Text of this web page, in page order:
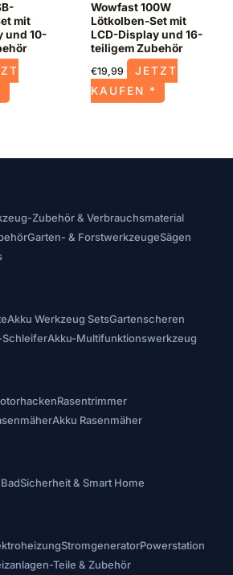
mit
und 10-
Wowfast 100W
Lötkolben-Set mit
LCD-Display und 16-
teiligem Zubehör
€19,99
JETZT
KAUFEN *
Zubehör & Verbrauchsmaterial
Garten- & ForstwerkzeugeSägen
Akku Werkzeug SetsGartenscheren
SchleiferAkku-Multifunktionswerkzeug
Rasentrimmer
Akku Rasenmäher
Sicherheit & Smart Home
StromgeneratorPowerstation
Teile & Zubehör